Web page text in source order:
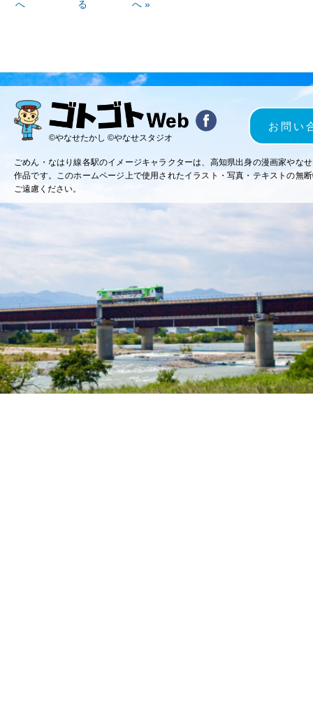
へ
る
へ »
©やなせたかし ©やなせスタジオ
お問い
ごめん・なはり線各駅のイメージキャラクターは、高知県出身の漫画家やな
作品です。このホームページ上で使用されたイラスト・写真・テキストの無
ご遠慮ください。